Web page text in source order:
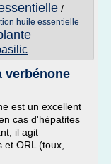
/
huile essentielle
verbénone
est un excellent
cas d'hépatites
il agit
ORL (toux,